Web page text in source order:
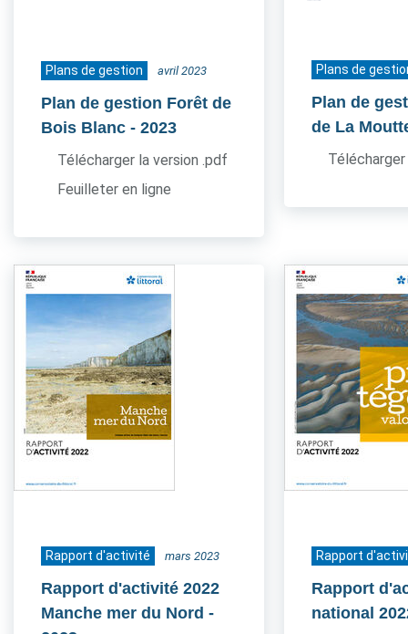
Plans de gestion avril 2023
Plan de gestion Forêt de
Bois Blanc - 2023
Télécharger la version .pdf
Feuilleter en ligne
Plans de
Plan de
de La
Rapport d'activité mars 2023
Rapport d'activité 2022
Manche mer du Nord -
Rapport
Rapport
national